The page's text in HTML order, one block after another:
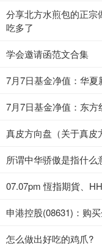
分享北方水煎包的正宗
吃多了
学会邀请函范文合集
7月7日基金净值：华
7月7日基金净值：东
真皮方向盘（关于真皮
所谓中华骄傲是指什么
07.07pm 恆指期貨、
申港控股(08631)：购
怎么做出好吃的鸡爪?